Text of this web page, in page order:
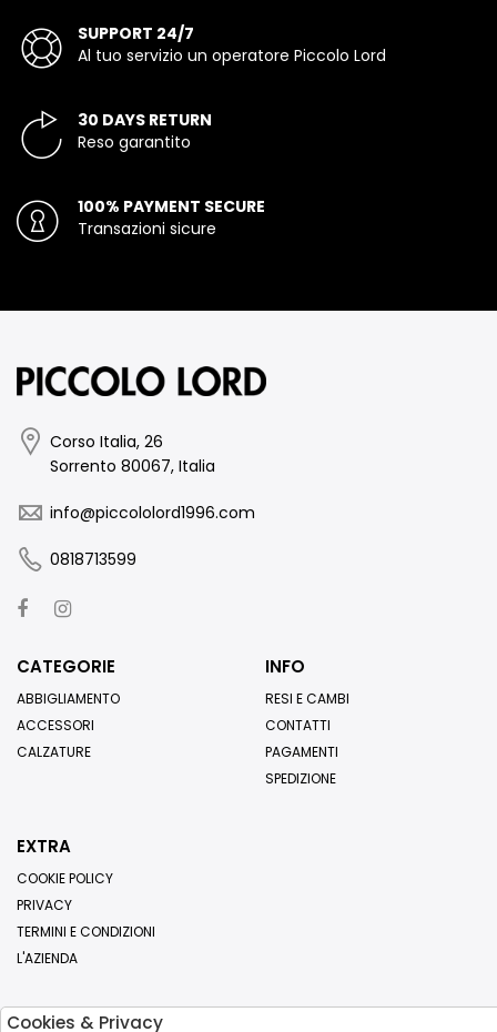
SUPPORT 24/7
Al tuo servizio un operatore Piccolo Lord
30 DAYS RETURN
Reso garantito
100% PAYMENT SECURE
Transazioni sicure
Corso Italia, 26
Sorrento 80067, Italia
info@piccololord1996.com
0818713599
CATEGORIE
ABBIGLIAMENTO
ACCESSORI
CALZATURE
INFO
RESI E CAMBI
CONTATTI
PAGAMENTI
SPEDIZIONE
EXTRA
COOKIE POLICY
PRIVACY
TERMINI E CONDIZIONI
L'AZIENDA
Cookies & Privacy